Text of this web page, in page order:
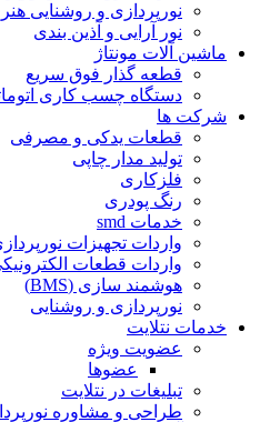
نورپردازی و روشنایی
نور آرایی و آذین بندی
ماشین آلات مونتاژ
قطعه گذار فوق سریع
دستگاه چسب کاری
شرکت ها
قطعات یدکی و مصرفی
تولید مدار چاپی
فلزکاری
رنگ پودری
خدمات smd
واردات تجهیزات
واردات قطعات
هوشمند سازی (BMS)
نورپردازی و روشنایی
خدمات نتلایت
عضویت ویژه
عضوها
تبلیغات در نتلایت
طراحی و مشاوره